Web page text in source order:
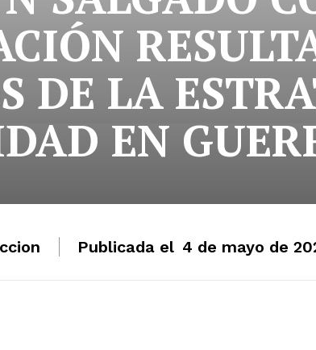
DE LA
EN
Publicada el 4 de mayo de